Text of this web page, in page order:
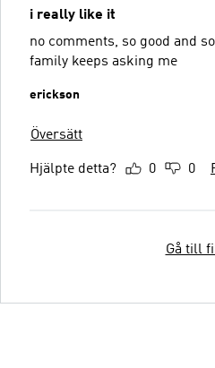
i really like it
no comments, so good and
family keeps asking me
erickson
Översätt
Hjälpte detta? 0 0
Gå till